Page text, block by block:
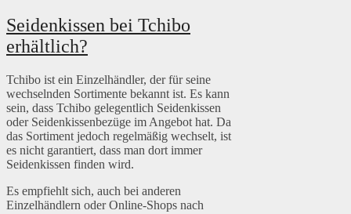
Seidenkissen bei Tchibo
erhältlich?
Tchibo ist ein Einzelhändler, der für seine
wechselnden Sortimente bekannt ist. Es kann
sein, dass Tchibo gelegentlich Seidenkissen
oder Seidenkissenbezüge im Angebot hat. Da
das Sortiment jedoch regelmäßig wechselt, ist
es nicht garantiert, dass man dort immer
Seidenkissen finden wird.
Es empfiehlt sich, auch bei anderen
Einzelhändlern oder Online-Shops nach